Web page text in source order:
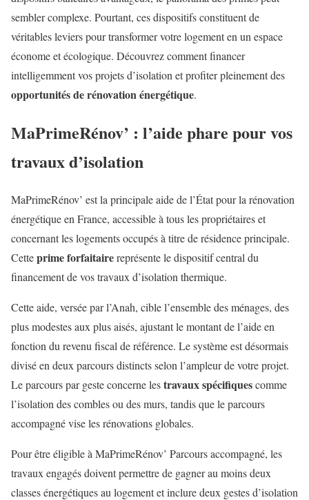
sembler complexe. Pourtant, ces dispositifs constituent de
véritables leviers pour transformer votre logement en un espace
économe et écologique. Découvrez comment financer
intelligemment vos projets d’isolation et profiter pleinement des
opportunités de rénovation énergétique.
MaPrimeRénov’ : l’aide phare pour vos
travaux d’isolation
MaPrimeRénov’ est la principale aide de l’État pour la rénovation
énergétique en France, accessible à tous les propriétaires et
concernant les logements occupés à titre de résidence principale.
Cetteprime forfaitairereprésente le dispositif central du
financement de vos travaux d’isolation thermique.
Cette aide, versée par l’Anah, cible l’ensemble des ménages, des
plus modestes aux plus aisés, ajustant le montant de l’aide en
fonction du revenu fiscal de référence. Le système est désormais
divisé en deux parcours distincts selon l’ampleur de votre projet.
Le parcours par geste concerne lestravaux spécifiquescomme
l’isolation des combles ou des murs, tandis que le parcours
accompagné vise les rénovations globales.
Pour être éligible à MaPrimeRénov’ Parcours accompagné, les
travaux engagés doivent permettre de gagner au moins deux
classes énergétiques au logement et inclure deux gestes d’isolation